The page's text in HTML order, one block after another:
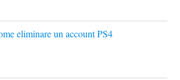
eliminare un account PS4